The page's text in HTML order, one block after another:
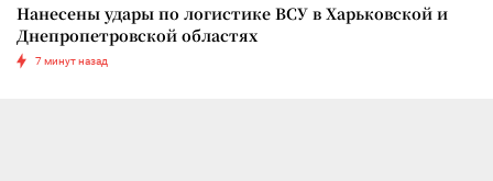
Нанесены удары по логистике ВСУ в Харьковской и
Днепропетровской областях
7 минут назад